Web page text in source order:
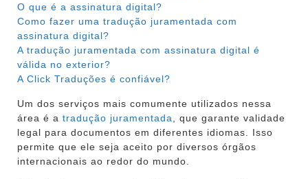
O que é a assinatura digital?
Como fazer uma tradução juramentada com
assinatura digital?
A tradução juramentada com assinatura digital é
válida no exterior?
A Click Traduções é confiável?
Um dos serviços mais comumente utilizados nessa
área é a tradução juramentada
, que garante validade
legal para documentos em diferentes idiomas. Isso
permite que ele seja aceito por diversos órgãos
internacionais ao redor do mundo.